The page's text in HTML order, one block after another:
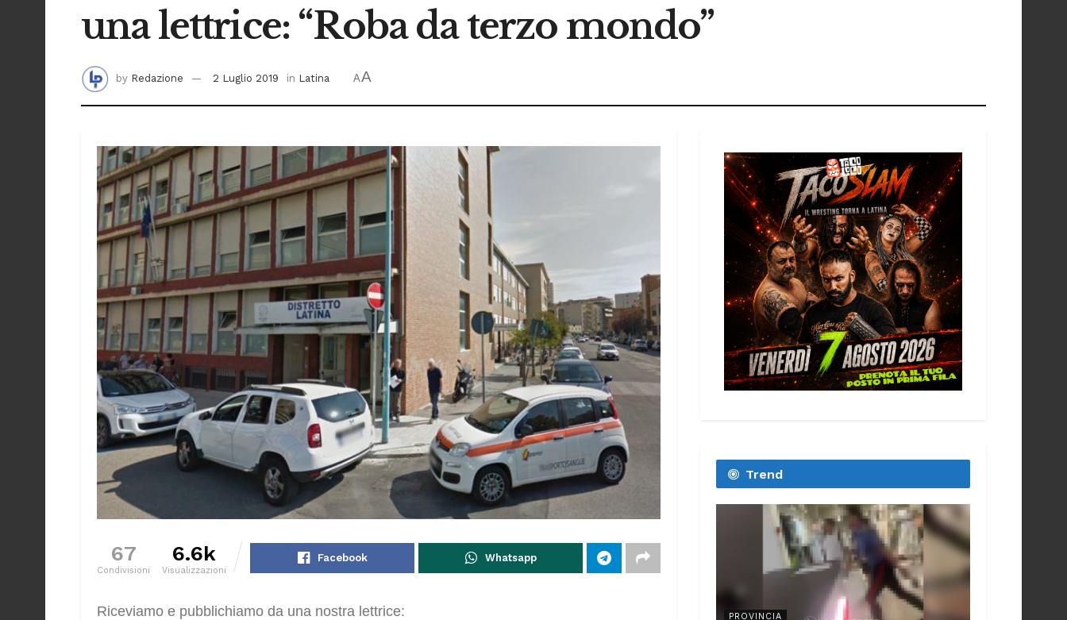
una lettrice: “Roba da terzo mondo”
by Redazione 2 Luglio 2019 in Latina AA
67
Condivisioni
6.6k
Visualizzazioni
Facebook Whatsapp
Riceviamo e pubblichiamo da una nostra lettrice:
Trend
PROVINCIA